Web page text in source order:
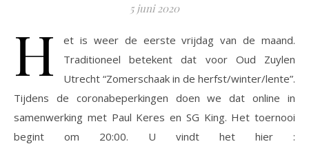
5 juni 2020
H
et is weer de eerste vrijdag van de maand.
Traditioneel betekent dat voor Oud Zuylen
Utrecht “Zomerschaak in de herfst/winter/lente”.
Tijdens de coronabeperkingen doen we dat online in
samenwerking met Paul Keres en SG King. Het toernooi
begint om 20:00. U vindt het hier :